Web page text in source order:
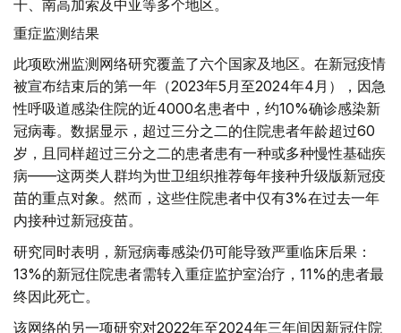
干、南高加索及中亚等多个地区。
重症监测结果
此项欧洲监测网络研究覆盖了六个国家及地区。在新冠疫情
被宣布结束后的第一年（2023年5月至2024年4月），因急
性呼吸道感染住院的近4000名患者中，约10%确诊感染新
冠病毒。数据显示，超过三分之二的住院患者年龄超过60
岁，且同样超过三分之二的患者患有一种或多种慢性基础疾
病——这两类人群均为世卫组织推荐每年接种升级版新冠疫
苗的重点对象。然而，这些住院患者中仅有3%在过去一年
内接种过新冠疫苗。
研究同时表明，新冠病毒感染仍可能导致严重临床后果：
13%的新冠住院患者需转入重症监护室治疗，11%的患者最
终因此死亡。
该网络的另一项研究对2022年至2024年三年间因新冠住院